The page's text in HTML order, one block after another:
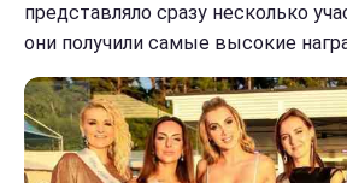
представляло сразу несколько
они получили самые высокие